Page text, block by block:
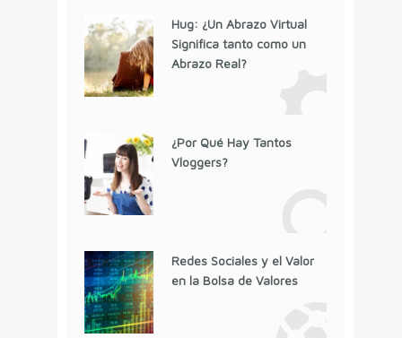
Hug: ¿Un Abrazo Virtual
Significa tanto como un
Abrazo Real?
¿Por Qué Hay Tantos
Vloggers?
Redes Sociales y el Valor
en la Bolsa de Valores